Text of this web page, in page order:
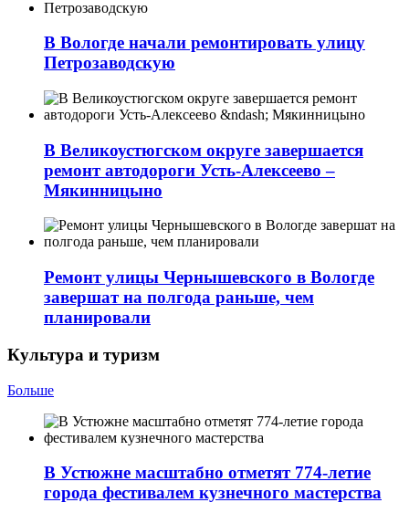
В Вологде начали ремонтировать улицу
Петрозаводскую
В Великоустюгском округе завершается
ремонт автодороги Усть-Алексеево –
Мякинницыно
Ремонт улицы Чернышевского в Вологде
завершат на полгода раньше, чем
планировали
Культура и туризм
Больше
В Устюжне масштабно отметят 774-летие
города фестивалем кузнечного мастерства